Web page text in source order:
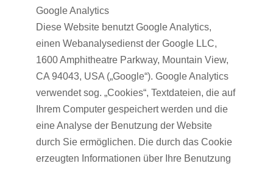
Google Analytics
Diese Website benutzt Google Analytics,
einen Webanalysedienst der Google LLC,
1600 Amphitheatre Parkway, Mountain View,
CA 94043, USA („Google“). Google Analytics
verwendet sog. „Cookies“, Textdateien, die auf
Ihrem Computer gespeichert werden und die
eine Analyse der Benutzung der Website
durch Sie ermöglichen. Die durch das Cookie
erzeugten Informationen über Ihre Benutzung